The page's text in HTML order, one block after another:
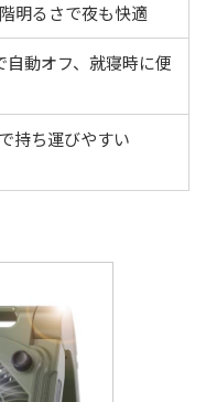
明るさで夜も快適
自動オフ、就寝時に便
持ち運びやすい